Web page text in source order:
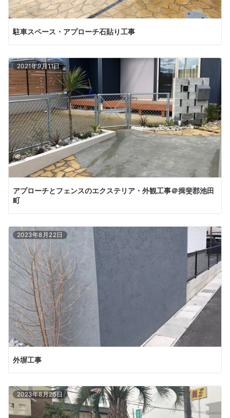
駐車スペース・アプローチ石貼り工事
2021年9月11日
アプローチとフェンスのエクステリア・外観工事＠揖斐郡池田
町
2023年8月22日
外塀工事
2023年8月25日